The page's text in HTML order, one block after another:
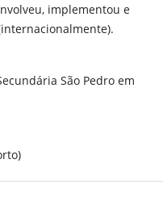
implementou e
São Pedro em